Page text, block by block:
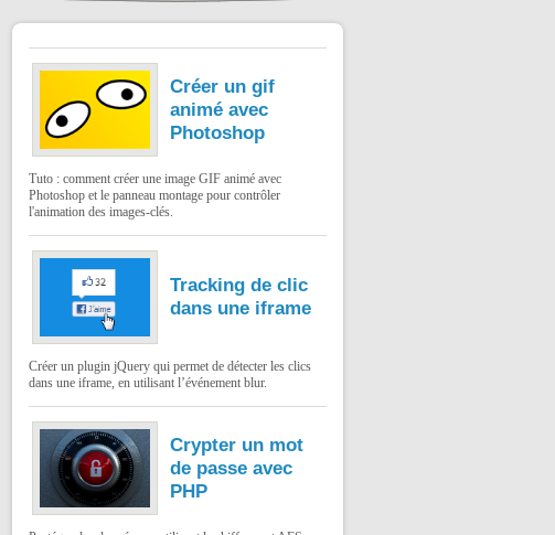
Créer un gif
animé avec
Photoshop
Tuto : comment créer une image GIF animé avec
Photoshop et le panneau montage pour contrôler
l'animation des images-clés.
Tracking de clic
dans une iframe
Créer un plugin jQuery qui permet de détecter les clics
dans une iframe, en utilisant l’événement blur.
Crypter un mot
de passe avec
PHP